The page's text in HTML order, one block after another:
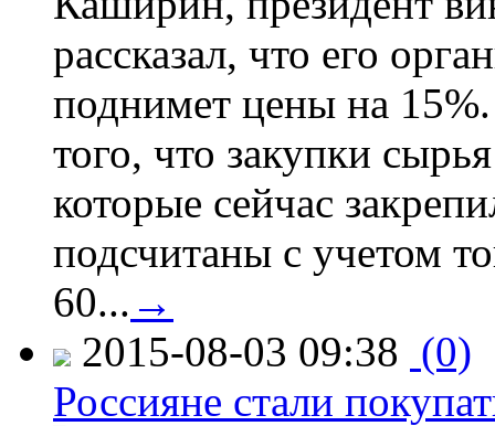
рассказал, что его
поднимет цены на
того, что закупки
которые сейчас
подсчитаны с учетом
60... →
2015-08-03 09:38 (0)
Россияне стали